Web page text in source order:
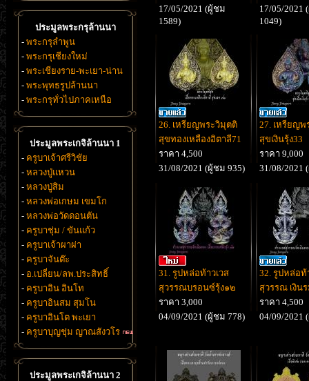
ประมูลพระกรุล้านนา
- พระกรุลำพูน
- พระกรุเชียงใหม่
- พระเชียงราย-พะเยา-น่าน
- พระพุทธรูปล้านนา
- พระกรุทั่วไปภาคเหนือ
ประมูลพระเกจิล้านนา 1
- ครูบาเจ้าศรีวิชัย
- หลวงปู่แหวน
- หลวงปู่สิม
- หลวงพ่อเกษม เขมโก
- หลวงพ่อวัดดอนตัน
- ครูบาชุ่ม / ขันแก้ว
- ครูบาเจ้าผาผ่า
- ครูบาจันต๊ะ
- อ.เปลี่ยน/ลพ.ประสิทธิ์
- ครูบาอิน อินโท
- ครูบาอินสม สุมโน
- ครูบาอินโต พะเยา
- ครูบาบุญชุ่ม ญาณสังวโร
ประมูลพระเกจิล้านนา 2
17/05/2021 (ผู้ชม
1589)
17/05/2021
1049)
26. เหรียญพระวิมุตติ
สุขทองเหลืองอิตาลี71
ราคา 4,500
31/08/2021 (ผู้ชม 935)
27. เหรียญพ
สุขเงินรุ้ง33
ราคา 9,000
31/08/2021
31. รูปหล่อท้าวเวส
สุวรรณบรอนซ์รุ้ง๑๒
ราคา 3,000
04/09/2021 (ผู้ชม 778)
32. รูปหล่อท้
สุวรรณ เงิน
ราคา 4,500
04/09/2021